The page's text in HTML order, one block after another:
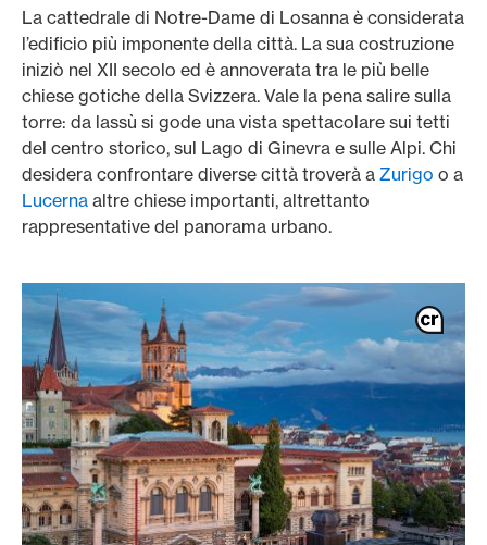
La cattedrale di Notre-Dame di Losanna è considerata
l’edificio più imponente della città. La sua costruzione
iniziò nel XII secolo ed è annoverata tra le più belle
chiese gotiche della Svizzera. Vale la pena salire sulla
torre: da lassù si gode una vista spettacolare sui tetti
del centro storico, sul Lago di Ginevra e sulle Alpi. Chi
desidera confrontare diverse città troverà a Zurigo o a
Lucerna altre chiese importanti, altrettanto
rappresentative del panorama urbano.